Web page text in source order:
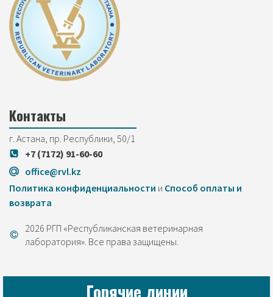
Контакты
г. Астана, пр. Республики, 50/1
+7 (7172) 91-60-60
office@rvl.kz
Политика конфиденциальности и Cпособ оплаты и
возврата
2026 РГП «Республиканская ветеринарная
лаборатория». Все права защищены.
Горячие линии